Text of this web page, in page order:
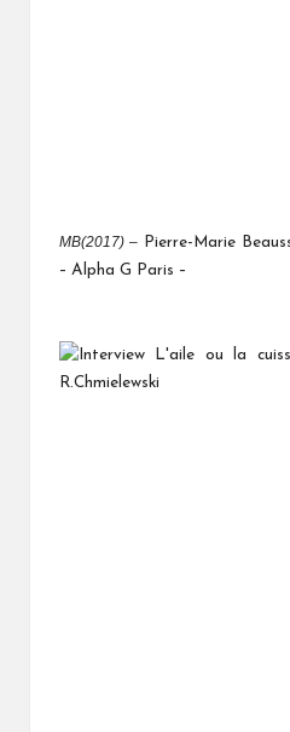
MB(2017) –
Pierre-Marie
– Alpha G Paris –